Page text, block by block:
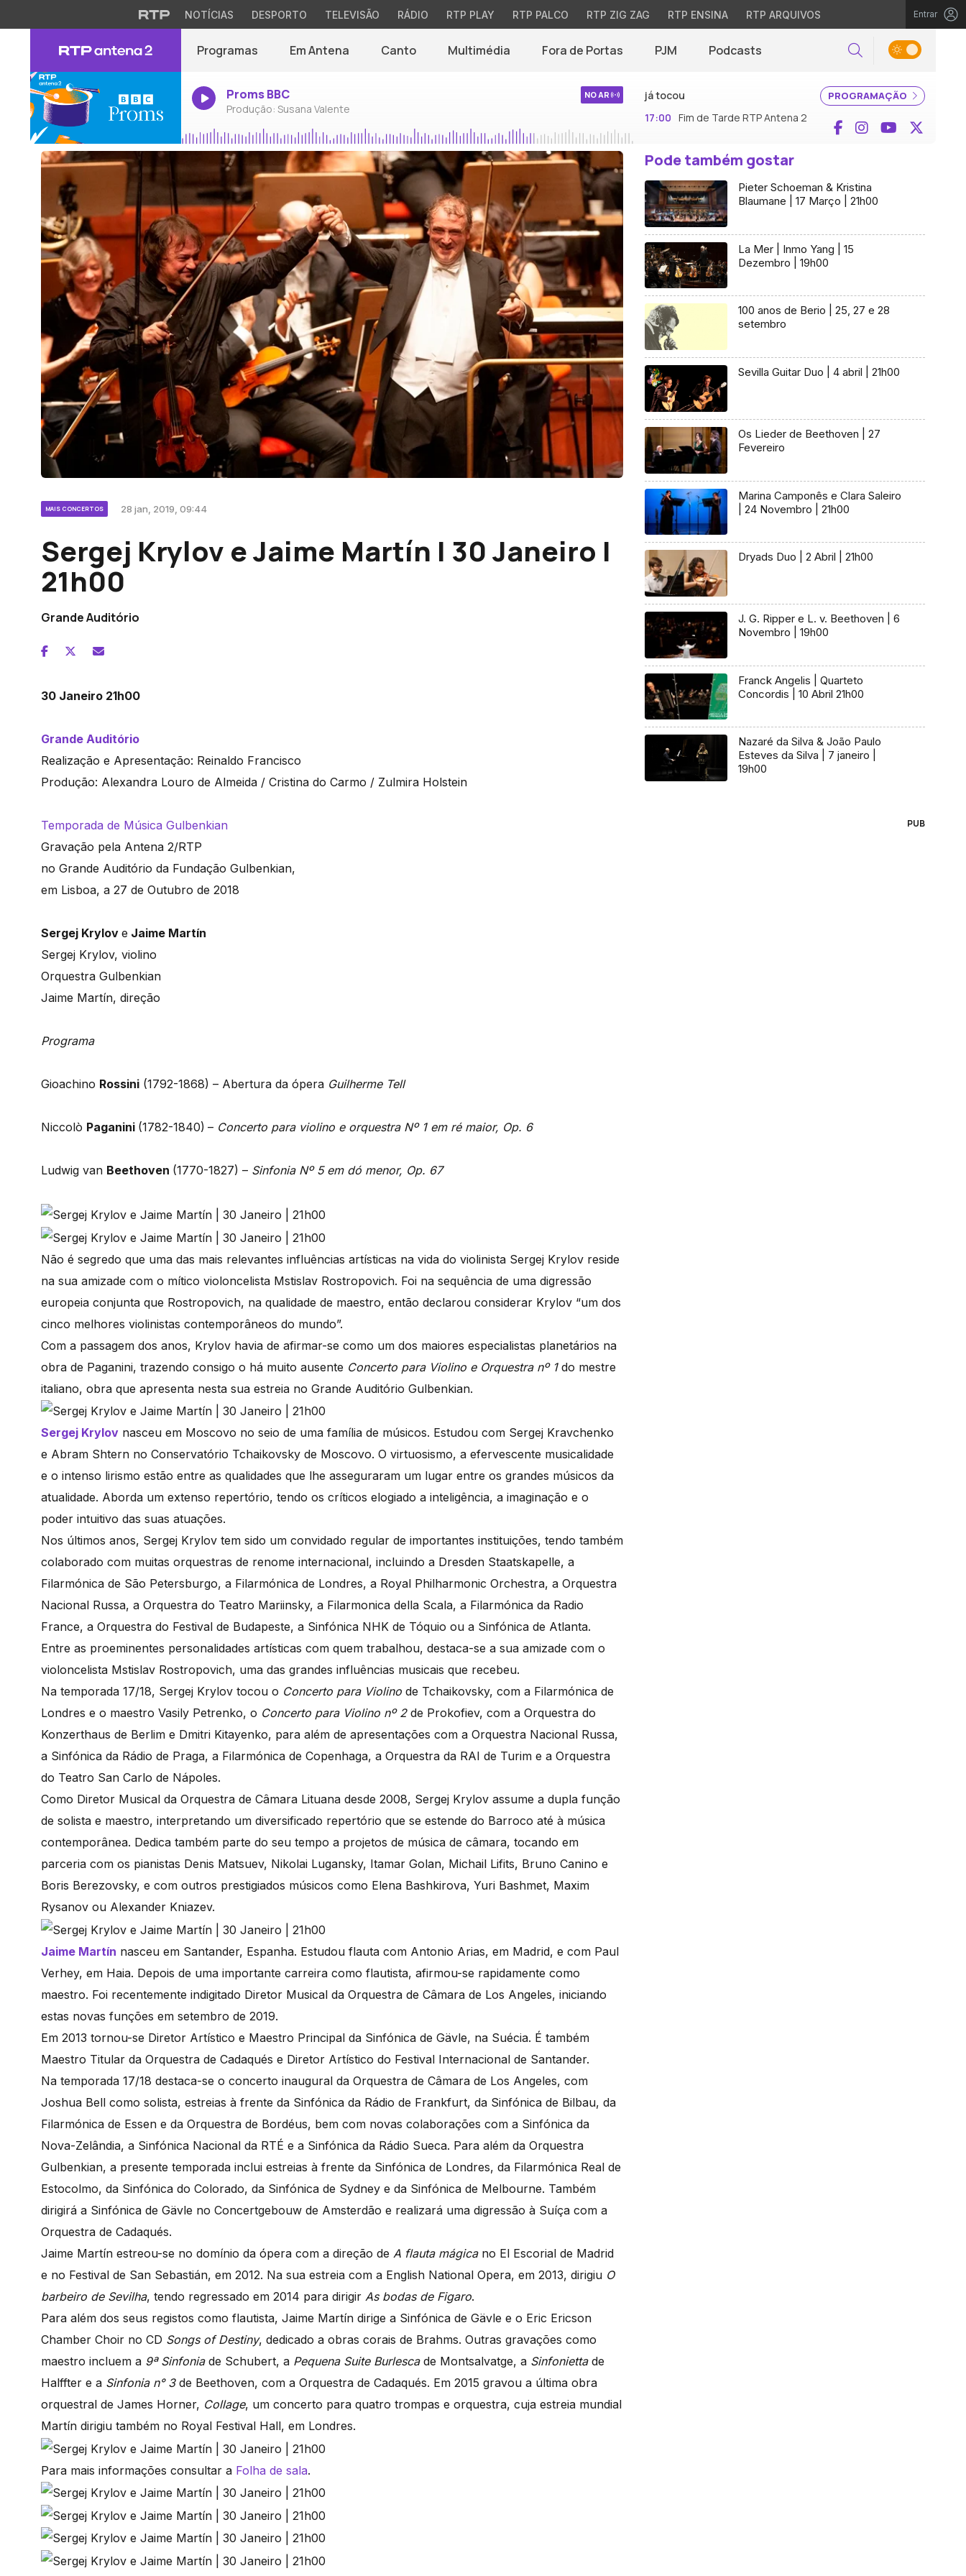
NOTÍCIAS DESPORTO TELEVISÃO RÁDIO RTP PLAY RTP PALCO RTP ZIG ZAG RTP ENSINA RTP ARQUIVOS Entrar
Programas Em Antena Canto Multimédia Fora de Portas PJM Podcasts Pesquisar
Proms BBC
Produção: Susana Valente
NO AR PROGRAMAÇÃO
já tocou
17:00 Fim de Tarde RTP Antena 2 Facebook
InstagramYouTube
MAIS CONCERTOS 28 jan, 2019, 09:44
Sergej Krylov e Jaime Martín | 30 Janeiro |
21h00
Grande Auditório
30 Janeiro 21h00
Grande Auditório
Realização e Apresentação: Reinaldo Francisco
Produção: Alexandra Louro de Almeida / Cristina do Carmo / Zulmira Holstein
Temporada de Música Gulbenkian
Gravação pela Antena 2/RTP
no Grande Auditório da Fundação Gulbenkian,
em Lisboa, a 27 de Outubro de 2018
Sergej Krylov e Jaime Martín
Sergej Krylov, violino
Orquestra Gulbenkian
Jaime Martín, direção
Programa
Gioachino Rossini (1792-1868) – Abertura da ópera Guilherme Tell
Niccolò Paganini (1782-1840) – Concerto para violino e orquestra Nº 1 em ré maior, Op. 6
Ludwig van Beethoven (1770-1827) – Sinfonia Nº 5 em dó menor, Op. 67
Não é segredo que uma das mais relevantes influências artísticas na vida do violinista Sergej Krylov reside
na sua amizade com o mítico violoncelista Mstislav Rostropovich. Foi na sequência de uma digressão
europeia conjunta que Rostropovich, na qualidade de maestro, então declarou considerar Krylov “um dos
cinco melhores violinistas contemporâneos do mundo”.
Com a passagem dos anos, Krylov havia de afirmar-se como um dos maiores especialistas planetários na
obra de Paganini, trazendo consigo o há muito ausente Concerto para Violino e Orquestra nº 1do mestre
italiano, obra que apresenta nesta sua estreia no Grande Auditório Gulbenkian.
Sergej Krylov nasceu em Moscovo no seio de uma família de músicos. Estudou com Sergej Kravchenko
e Abram Shtern no Conservatório Tchaikovsky de Moscovo. O virtuosismo, a efervescente musicalidade
e o intenso lirismo estão entre as qualidades que lhe asseguraram um lugar entre os grandes músicos da
atualidade. Aborda um extenso repertório, tendo os críticos elogiado a inteligência, a imaginação e o
poder intuitivo das suas atuações.
Nos últimos anos, Sergej Krylov tem sido um convidado regular de importantes instituições, tendo também
colaborado com muitas orquestras de renome internacional, incluindo a Dresden Staatskapelle, a
Filarmónica de São Petersburgo, a Filarmónica de Londres, a Royal Philharmonic Orchestra, a Orquestra
Nacional Russa, a Orquestra do Teatro Mariinsky, a Filarmonica della Scala, a Filarmónica da Radio
France, a Orquestra do Festival de Budapeste, a Sinfónica NHK de Tóquio ou a Sinfónica de Atlanta.
Entre as proeminentes personalidades artísticas com quem trabalhou, destaca-se a sua amizade com o
violoncelista Mstislav Rostropovich, uma das grandes influências musicais que recebeu.
Na temporada 17/18, Sergej Krylov tocou o Concerto para Violino de Tchaikovsky, com a Filarmónica de
Londres e o maestro Vasily Petrenko, o Concerto para Violino nº 2de Prokofiev, com a Orquestra do
Konzerthaus de Berlim e Dmitri Kitayenko, para além de apresentações com a Orquestra Nacional Russa,
a Sinfónica da Rádio de Praga, a Filarmónica de Copenhaga, a Orquestra da RAI de Turim e a Orquestra
do Teatro San Carlo de Nápoles.
Como Diretor Musical da Orquestra de Câmara Lituana desde 2008, Sergej Krylov assume a dupla função
de solista e maestro, interpretando um diversificado repertório que se estende do Barroco até à música
contemporânea. Dedica também parte do seu tempo a projetos de música de câmara, tocando em
parceria com os pianistas Denis Matsuev, Nikolai Lugansky, Itamar Golan, Michail Lifits, Bruno Canino e
Boris Berezovsky, e com outros prestigiados músicos como Elena Bashkirova, Yuri Bashmet, Maxim
Rysanov ou Alexander Kniazev.
Jaime Martín nasceu em Santander, Espanha. Estudou flauta com Antonio Arias, em Madrid, e com Paul
Verhey, em Haia. Depois de uma importante carreira como flautista, afirmou-se rapidamente como
maestro. Foi recentemente indigitado Diretor Musical da Orquestra de Câmara de Los Angeles, iniciando
estas novas funções em setembro de 2019.
Em 2013 tornou-se Diretor Artístico e Maestro Principal da Sinfónica de Gävle, na Suécia. É também
Maestro Titular da Orquestra de Cadaqués e Diretor Artístico do Festival Internacional de Santander.
Na temporada 17/18 destaca-se o concerto inaugural da Orquestra de Câmara de Los Angeles, com
Joshua Bell como solista, estreias à frente da Sinfónica da Rádio de Frankfurt, da Sinfónica de Bilbau, da
Filarmónica de Essen e da Orquestra de Bordéus, bem com novas colaborações com a Sinfónica da
Nova-Zelândia, a Sinfónica Nacional da RTÉ e a Sinfónica da Rádio Sueca. Para além da Orquestra
Gulbenkian, a presente temporada inclui estreias à frente da Sinfónica de Londres, da Filarmónica Real de
Estocolmo, da Sinfónica do Colorado, da Sinfónica de Sydney e da Sinfónica de Melbourne. Também
dirigirá a Sinfónica de Gävle no Concertgebouw de Amsterdão e realizará uma digressão à Suíça com a
Orquestra de Cadaqués.
Jaime Martín estreou-se no domínio da ópera com a direção de A flauta mágicano El Escorial de Madrid
e no Festival de San Sebastián, em 2012. Na sua estreia com a English National Opera, em 2013, dirigiu O
barbeiro de Sevilha, tendo regressado em 2014 para dirigir As bodas de Figaro.
Para além dos seus registos como flautista, Jaime Martín dirige a Sinfónica de Gävle e o Eric Ericson
Chamber Choir no CD Songs of Destiny, dedicado a obras corais de Brahms. Outras gravações como
maestro incluem a 9ª Sinfoniade Schubert, a Pequena Suite Burlescade Montsalvatge, a Sinfoniettade
Halffter e a Sinfonia n° 3de Beethoven, com a Orquestra de Cadaqués. Em 2015 gravou a última obra
orquestral de James Horner, Collage, um concerto para quatro trompas e orquestra, cuja estreia mundial
Martín dirigiu também no Royal Festival Hall, em Londres.
Para mais informações consultar a Folha de sala.
Pode também gostar
Pieter Schoeman & Kristina
Blaumane | 17 Março | 21h00
La Mer | Inmo Yang | 15
Dezembro | 19h00
100 anos de Berio | 25, 27 e 28
setembro
Sevilla Guitar Duo | 4 abril | 21h00
Os Lieder de Beethoven | 27
Fevereiro
Marina Camponês e Clara Saleiro
| 24 Novembro | 21h00
Dryads Duo | 2 Abril | 21h00
J. G. Ripper e L. v. Beethoven | 6
Novembro | 19h00
Franck Angelis | Quarteto
Concordis | 10 Abril 21h00
Nazaré da Silva & João Paulo
Esteves da Silva | 7 janeiro |
19h00
PUB